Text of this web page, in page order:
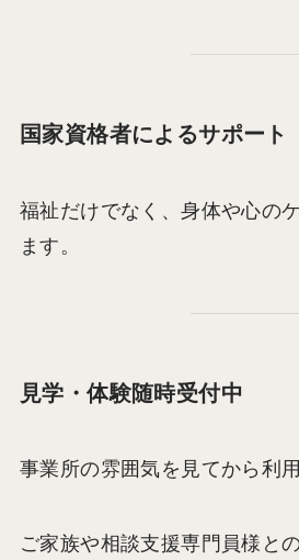
国家資格者によるサポート
福祉だけでなく、身体や心の
ます。
見学・体験随時受付中
事業所の雰囲気を見てから利
ご家族や相談支援専門員様と